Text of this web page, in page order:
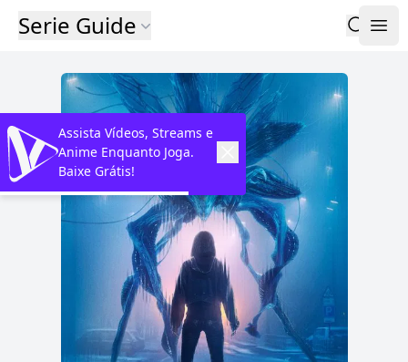
Serie Guide
Assista Vídeos, Streams e
Anime Enquanto Joga.
Baixe Grátis!